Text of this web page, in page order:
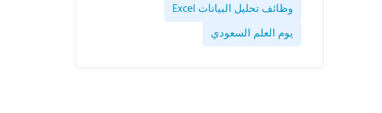
وظائف تحليل البيانات Excel
يوم العلم السعودي